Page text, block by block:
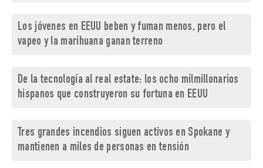
Los jóvenes en EEUU beben y fuman menos, pero el
vapeo y la marihuana ganan terreno
De la tecnología al real estate: los ocho milmillonarios
hispanos que construyeron su fortuna en EEUU
Tres grandes incendios siguen activos en Spokane y
mantienen a miles de personas en tensión